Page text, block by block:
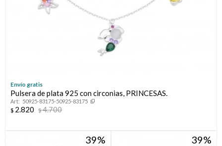
Envío gratis
Pulsera de plata 925 con circonias, PRINCESAS.
50925-83175-50925-83175
$ 2.820 $4.700
39 39